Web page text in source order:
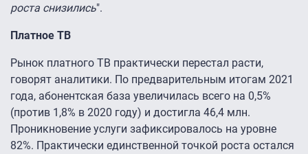
роста снизились".
Платное ТВ
Рынок платного ТВ практически перестал расти,
говорят аналитики. По предварительным итогам 2021
года, абонентская база увеличилась всего на 0,5%
(против 1,8% в 2020 году) и достигла 46,4 млн.
Проникновение услуги зафиксировалось на уровне
82%. Практически единственной точкой роста остался